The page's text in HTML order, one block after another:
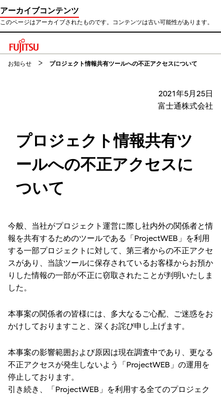
アーカイブコンテンツ
このページはアーカイブされたものです。コンテンツは古い可能性があります。
お知らせ プロジェクト情報共有ツールへの不正アクセスについて
2021年5月25日
富士通株式会社
プロジェクト情報共有ツ
ールへの不正アクセスに
ついて
今般、当社がプロジェクト運営に際し社内外の関係者と情
報を共有するためのツールである「ProjectWEB」を利用
する一部プロジェクトに対して、第三者からの不正アクセ
スがあり、当該ツールに保存されているお客様からお預か
りした情報の一部が不正に窃取されたことが判明いたしま
した。
本事案の関係者の皆様には、多大なるご心配、ご迷惑をお
かけしておりますこと、深くお詫び申し上げます。
本事案の影響範囲および原因は現在調査中であり、更なる
不正アクセスが発生しないよう「ProjectWEB」の運用を
停止しております。
引き続き、「ProjectWEB」を利用する全てのプロジェク